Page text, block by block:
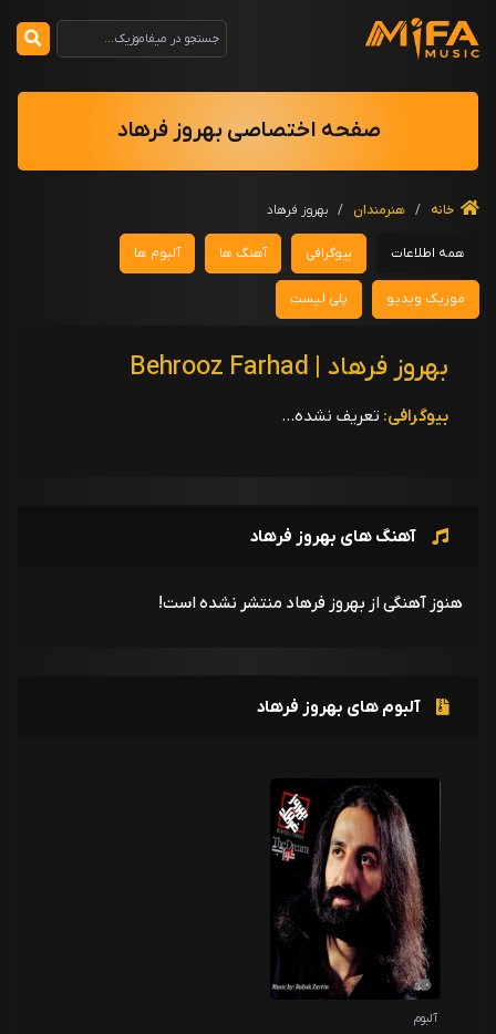
صفحه اختصاصی بهروز فرهاد
خانه / هنرمندان / بهروز فرهاد
همه اطلاعات بیوگرافی آهنگ ها آلبوم ها
موزیک ویدیو پلی لیست
بهروز فرهاد | Behrooz Farhad
بیوگرافی: تعریف نشده...
آهنگ های بهروز فرهاد
هنوز آهنگی از بهروز فرهاد منتشر نشده است!
آلبوم های بهروز فرهاد
آلبوم